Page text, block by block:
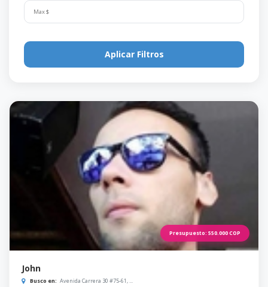
Aplicar Filtros
Presupuesto: 550.000COP
John
Busco en: Avenida Carrera 30 #75-61, ...